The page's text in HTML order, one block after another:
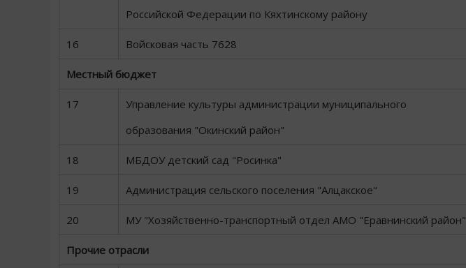
Российской Федерации по Кяхтинскому району
16 Войсковая часть 7628
Местный бюджет
17
Управление культуры администрации муниципального
образования "Окинский район"
18 МБДОУ детский сад "Росинка"
19 Администрация сельского поселения "Алцакское"
20 МУ "Хозяйственно-транспортный отдел АМО "Еравнинский район"
Прочие отрасли